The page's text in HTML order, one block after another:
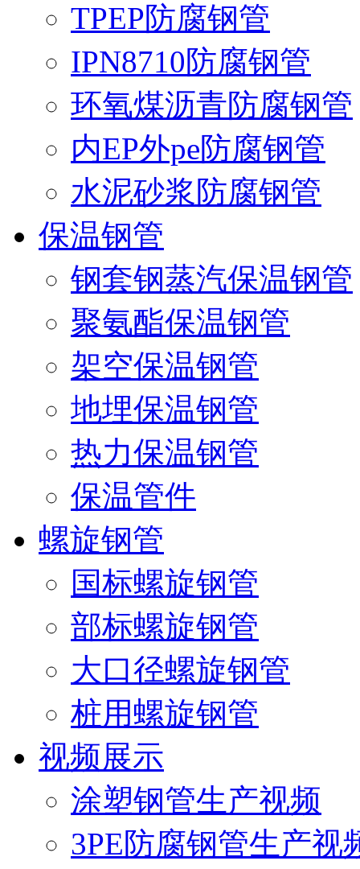
TPEP防腐钢管
IPN8710防腐钢管
环氧煤沥青防腐钢管
内EP外pe防腐钢管
水泥砂浆防腐钢管
保温钢管
钢套钢蒸汽保温钢管
聚氨酯保温钢管
架空保温钢管
地埋保温钢管
热力保温钢管
保温管件
螺旋钢管
国标螺旋钢管
部标螺旋钢管
大口径螺旋钢管
桩用螺旋钢管
视频展示
涂塑钢管生产视频
3PE防腐钢管生产视